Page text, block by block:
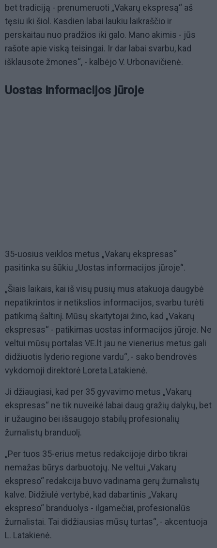
bet tradiciją - prenumeruoti „Vakarų ekspresą“ aš
tęsiu iki šiol. Kasdien labai laukiu laikraščio ir
perskaitau nuo pradžios iki galo. Mano akimis - jūs
rašote apie viską teisingai. Ir dar labai svarbu, kad
išklausote žmones“, - kalbėjo V. Urbonavičienė.
Uostas informacijos jūroje
35-uosius veiklos metus „Vakarų ekspresas“
pasitinka su šūkiu „Uostas informacijos jūroje“.
„Šiais laikais, kai iš visų pusių mus atakuoja daugybė
nepatikrintos ir netikslios informacijos, svarbu turėti
patikimą šaltinį. Mūsų skaitytojai žino, kad „Vakarų
ekspresas“ - patikimas uostas informacijos jūroje. Ne
veltui mūsų portalas VE.lt jau ne vienerius metus gali
didžiuotis lyderio regione vardu“, - sako bendrovės
vykdomoji direktorė Loreta Latakienė.
Ji džiaugiasi, kad per 35 gyvavimo metus „Vakarų
ekspresas“ ne tik nuveikė labai daug gražių dalykų, bet
ir užaugino bei išsaugojo stabilų profesionalių
žurnalistų branduolį.
„Per tuos 35-erius metus redakcijoje dirbo tikrai
nemažas būrys darbuotojų. Ne veltui „Vakarų
ekspreso“ redakcija buvo vadinama gerų žurnalistų
kalve. Didžiulė vertybė, kad dabartinis „Vakarų
ekspreso“ branduolys - ilgamečiai, profesionalūs
žurnalistai. Tai didžiausias mūsų turtas“, - akcentuoja
L. Latakienė.